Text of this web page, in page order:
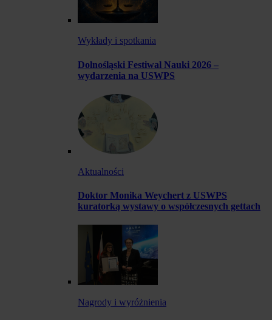
Wykłady i spotkania
Dolnośląski Festiwal Nauki 2026 –
wydarzenia na USWPS
Aktualności
Doktor Monika Weychert z USWPS
kuratorką wystawy o współczesnych gettach
Nagrody i wyróżnienia